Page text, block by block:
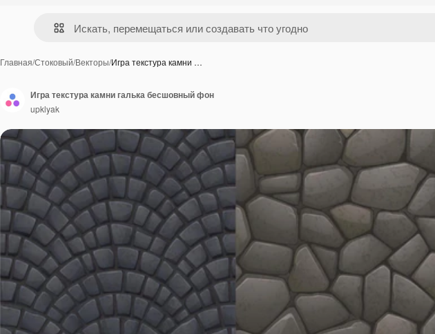
Главная/Стоковый/Векторы/Игра текстура камни …
Игра текстура камни галька бесшовный фон
upklyak